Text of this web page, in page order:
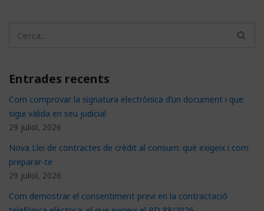
Entrades recents
Com comprovar la signatura electrònica d’un document i que
sigui vàlida en seu judicial
29 juliol, 2026
Nova Llei de contractes de crèdit al consum: què exigeix i com
preparar-te
29 juliol, 2026
Com demostrar el consentiment previ en la contractació